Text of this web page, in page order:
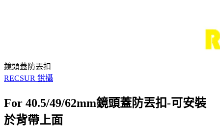
鏡頭蓋防丟扣
RECSUR 銳攝
For 40.5/49/62mm鏡頭蓋防丟扣-可安裝
於背帶上面